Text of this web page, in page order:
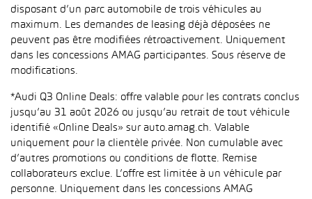
disposant d’un parc automobile de trois véhicules au
maximum. Les demandes de leasing déjà déposées ne
peuvent pas être modifiées rétroactivement. Uniquement
dans les concessions AMAG participantes. Sous réserve de
modifications.
*Audi Q3 Online Deals: offre valable pour les contrats conclus
jusqu’au 31 août 2026 ou jusqu’au retrait de tout véhicule
identifié «Online Deals» sur auto.amag.ch. Valable
uniquement pour la clientèle privée. Non cumulable avec
d’autres promotions ou conditions de flotte. Remise
collaborateurs exclue. L’offre est limitée à un véhicule par
personne. Uniquement dans les concessions AMAG